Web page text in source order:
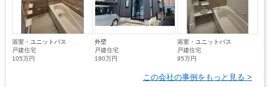
浴室・ユニットバス
戸建住宅
105万円
外壁
戸建住宅
180万円
浴室・ユニットバス
戸建住宅
95万円
この会社の事例をもっと見る >